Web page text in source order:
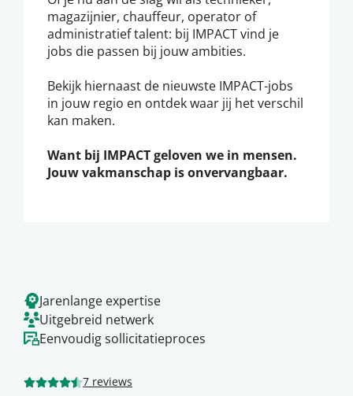
magazijnier, chauffeur, operator of
administratief talent: bij IMPACT vind je
jobs die passen bij jouw ambities.
Bekijk hiernaast de nieuwste IMPACT-jobs
in jouw regio en ontdek waar jij het verschil
kan maken.
Want bij IMPACT geloven we in mensen.
Jouw vakmanschap is onvervangbaar.
Jarenlange expertise
Uitgebreid netwerk
Eenvoudig sollicitatieproces
7 reviews